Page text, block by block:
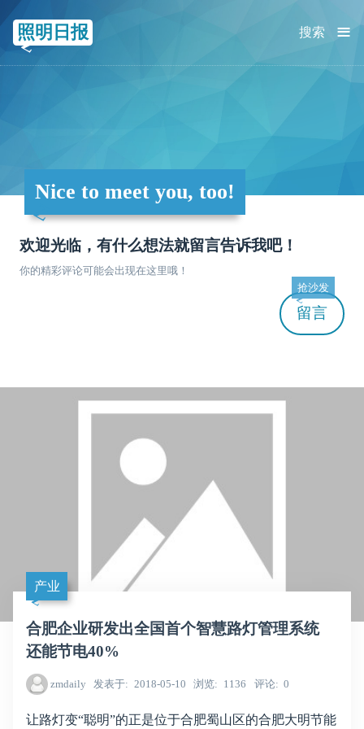
照明日报 ≡
搜索
Nice to meet you, too!
欢迎光临，有什么想法就留言告诉我吧！
你的精彩评论可能会出现在这里哦！
留言
抢沙发
产业
合肥企业研发出全国首个智慧路灯管理系统
还能节电40%
zmdaily 发表于 2018-05-10 浏览 1136 评论 0
让路灯变“聪明”的正是位于合肥蜀山区的合肥大明节能